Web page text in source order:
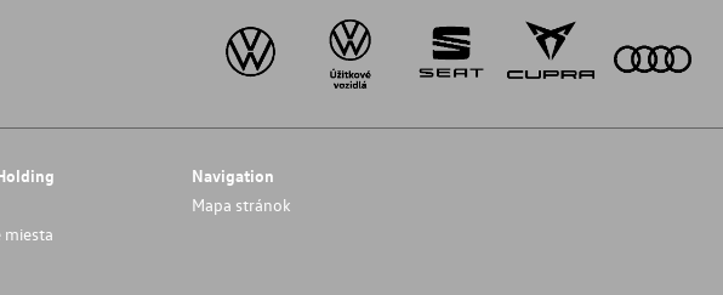
miesta
Navigation
Mapa stránok